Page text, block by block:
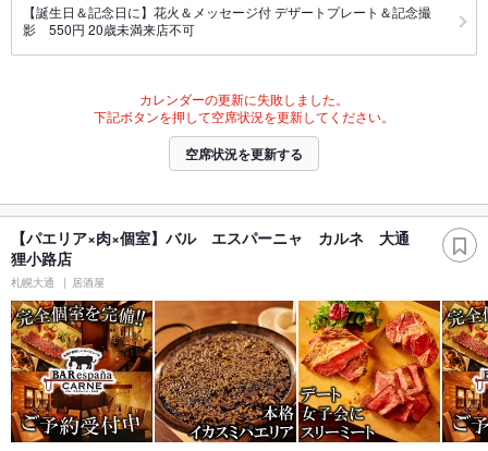
【誕生日＆記念日に】花火＆メッセージ付 デザートプレート＆記念撮
影 550円 20歳未満来店不可
カレンダーの更新に失敗しました。
下記ボタンを押して空席状況を更新してください。
空席状況を更新する
【パエリア×肉×個室】バル エスパーニャ カルネ 大通
狸小路店
札幌大通 居酒屋